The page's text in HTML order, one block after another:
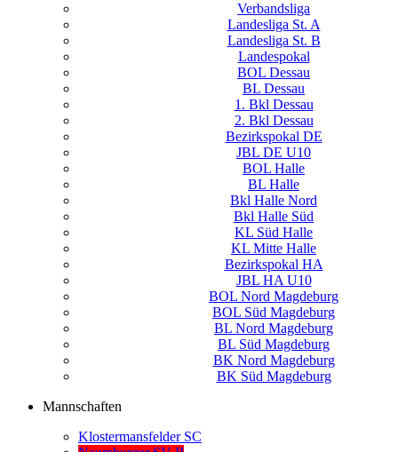
Verbandsliga
Landesliga St. A
Landesliga St. B
Landespokal
BOL Dessau
BL Dessau
1. Bkl Dessau
2. Bkl Dessau
Bezirkspokal DE
JBL DE U10
BOL Halle
BL Halle
Bkl Halle Nord
Bkl Halle Süd
KL Süd Halle
KL Mitte Halle
Bezirkspokal HA
JBL HA U10
BOL Nord Magdeburg
BOL Süd Magdeburg
BL Nord Magdeburg
BL Süd Magdeburg
BK Nord Magdeburg
BK Süd Magdeburg
Mannschaften
Klostermansfelder SC